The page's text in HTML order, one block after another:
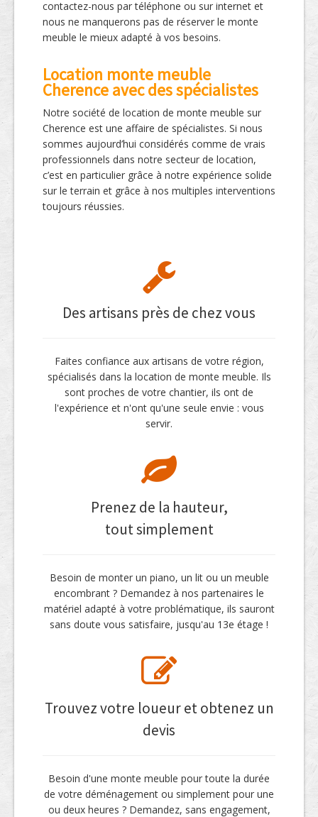
contactez-nous par téléphone ou sur internet et
nous ne manquerons pas de réserver le monte
meuble le mieux adapté à vos besoins.
Location monte meuble
Cherence avec des spécialistes
Notre société de location de monte meuble sur
Cherence est une affaire de spécialistes. Si nous
sommes aujourd’hui considérés comme de vrais
professionnels dans notre secteur de location,
c’est en particulier grâce à notre expérience solide
sur le terrain et grâce à nos multiples interventions
toujours réussies.
Des artisans près de chez vous
Faites confiance aux artisans de votre région,
spécialisés dans la location de monte meuble. Ils
sont proches de votre chantier, ils ont de
l'expérience et n'ont qu'une seule envie : vous
servir.
Prenez de la hauteur,
tout simplement
Besoin de monter un piano, un lit ou un meuble
encombrant ? Demandez à nos partenaires le
matériel adapté à votre problématique, ils sauront
sans doute vous satisfaire, jusqu'au 13e étage !
Trouvez votre loueur et obtenez un
devis
Besoin d'une monte meuble pour toute la durée
de votre déménagement ou simplement pour une
ou deux heures ? Demandez, sans engagement,